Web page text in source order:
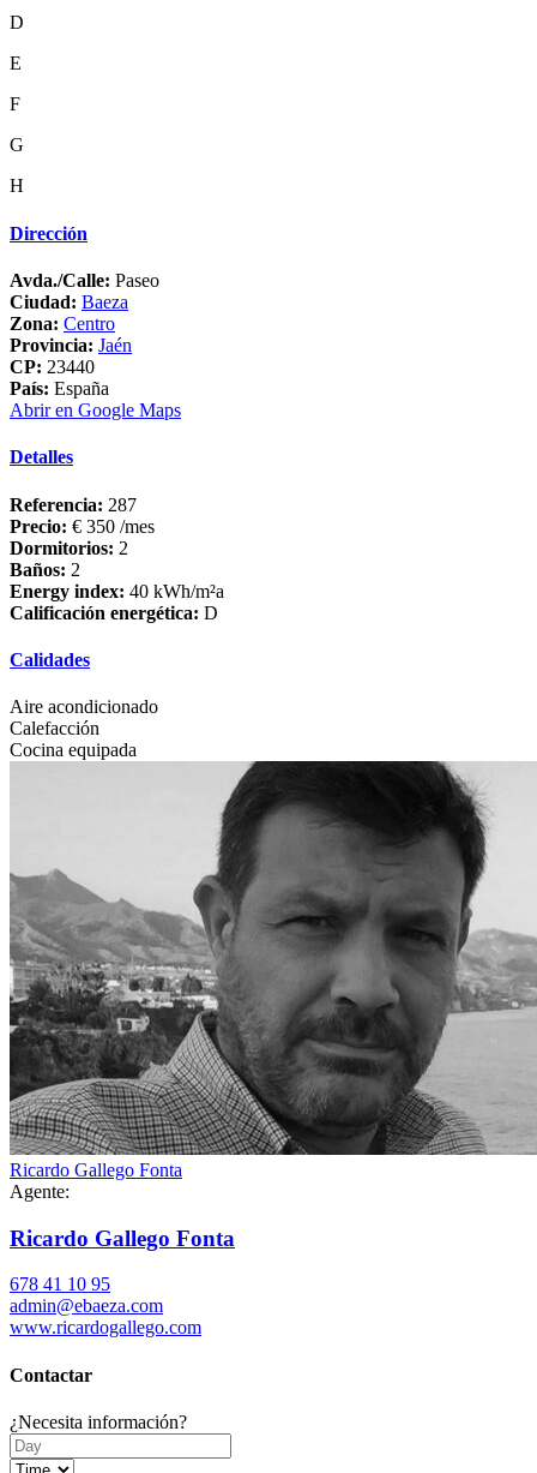
D
E
F
G
H
Dirección
Avda./Calle: Paseo
Ciudad: Baeza
Zona: Centro
Provincia: Jaén
CP: 23440
País: España
Abrir en Google Maps
Detalles
Referencia: 287
Precio: € 350 /mes
Dormitorios: 2
Baños: 2
Energy index: 40 kWh/m²a
Calificación energética: D
Calidades
Aire acondicionado
Calefacción
Cocina equipada
Ricardo Gallego Fonta
Agente:
Ricardo Gallego Fonta
678 41 10 95
admin@ebaeza.com
www.ricardogallego.com
Contactar
¿Necesita información?